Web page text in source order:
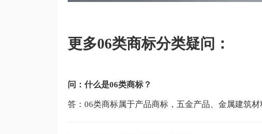
更多06类商标分类疑问：
问：什么是06类商标？
答：06类商标属于产品商标，五金产品、金属建筑材